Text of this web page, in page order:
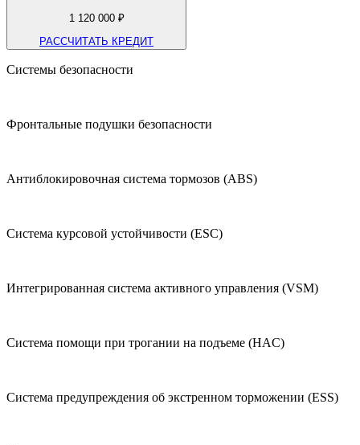
1 120 000 ₽
РАССЧИТАТЬ КРЕДИТ
Системы безопасности
Фронтальные подушки безопасности
Антиблокировочная система тормозов (ABS)
Система курсовой устойчивости (ESC)
Интегрированная система активного управления (VSM)
Система помощи при трогании на подъеме (HAC)
Система предупреждения об экстренном торможении (ESS)